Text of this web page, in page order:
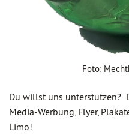
Foto:
Du willst uns unterstützen?
Media-Werbung, Flyer,
Limo!